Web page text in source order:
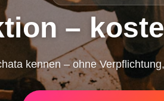
–
kennen – ohne